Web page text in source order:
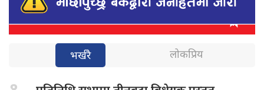
भर्खरै लोकप्रिय